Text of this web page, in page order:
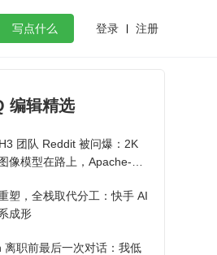
写点什么 登录 注册
flutter
编辑精选
团队 Reddit 被问爆：2K
像模型在路上，Apache-2.0
塑，全栈取代分工：快手 AI
成形
离职前最后一次对话：我低